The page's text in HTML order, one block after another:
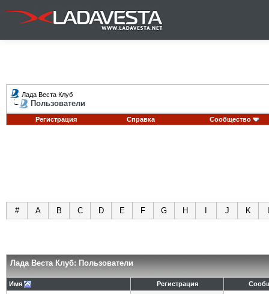
Лада Веста Клуб
Пользователи
Регистрация Справка Сообщество
# A B C D E F G H J K
Лада Веста Клуб: Пользователи
Имя Регистрация